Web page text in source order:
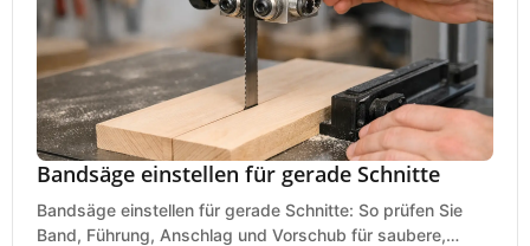
Bandsäge einstellen für gerade Schnitte
Bandsäge einstellen für gerade Schnitte: So prüfen Sie
Band, Führung, Anschlag und Vorschub für saubere,